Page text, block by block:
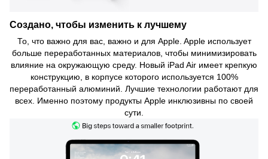
Создано, чтобы изменить к лучшему
То, что важно для вас, важно и для Apple. Apple использует
больше переработанных материалов, чтобы минимизировать
влияние на окружающую среду. Новый iPad Air имеет крепкую
конструкцию, в корпусе которого используется 100%
переработанный алюминий. Лучшие технологии работают для
всех. Именно поэтому продукты Apple инклюзивны по своей
сути.